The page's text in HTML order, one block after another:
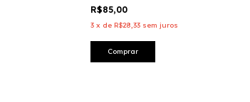
R$85,00
3 x de R$28,33 sem juros
Comprar